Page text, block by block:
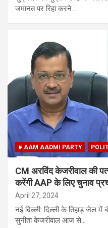
जमानत पर रिहा करने…
# AAM AADMI PARTY
CM अरविंद केजरीवाल की
करेंगी AAP के लिए चुनाव
April 27, 2024
नई दिल्ली: दिल्ली के तिहाड़ जेल में
सुनीता केजरीवाल आज से…